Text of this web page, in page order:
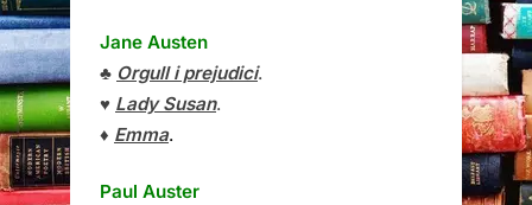
Jane Austen
♣ Orgull i prejudici.
♥ Lady Susan.
♦ Emma.
Paul Auster